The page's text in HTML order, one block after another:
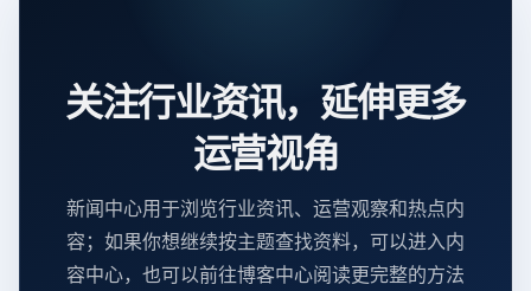
关注行业资讯，延伸更多
运营视角
新闻中心用于浏览行业资讯、运营观察和热点内
容；如果你想继续按主题查找资料，可以进入内
容中心，也可以前往博客中心阅读更完整的方法